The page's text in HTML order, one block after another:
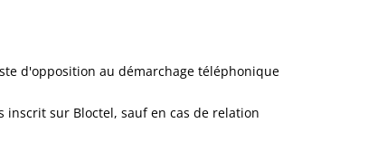
d'opposition au démarchage téléphonique
inscrit sur Bloctel, sauf en cas de relation